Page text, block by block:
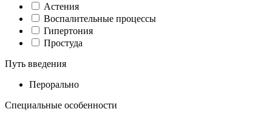
Астения
Воспалительные процессы
Гипертония
Простуда
Путь введения
Перорально
Специальные особенности